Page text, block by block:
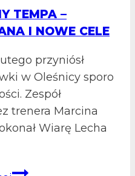
TEMPA –
I NOWE CELE
przyniósł
w Oleśnicy sporo
Zespół
trenera Marcina
Wiarę Lecha
Nie